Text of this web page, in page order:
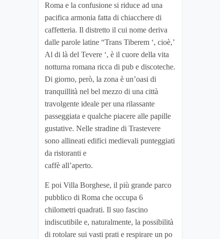
Roma e la confusione si riduce ad una
pacifica armonia fatta di chiacchere di
caffetteria. Il distretto il cui nome deriva
dalle parole latine “Trans Tiberem ‘, cioè,’
Al di là del Tevere ‘, è il cuore della vita
notturna romana ricca di pub e discoteche.
Di giorno, però, la zona è un’oasi di
tranquillità nel bel mezzo di una città
travolgente ideale per una rilassante
passeggiata e qualche piacere alle papille
gustative. Nelle stradine di Trastevere
sono allineati edifici medievali punteggiati
da ristoranti e
caffè all’aperto.
E poi Villa Borghese, il più grande parco
pubblico di Roma che occupa 6
chilometri quadrati. Il suo fascino
indiscutibile e, naturalmente, la possibilità
di rotolare sui vasti prati e respirare un po